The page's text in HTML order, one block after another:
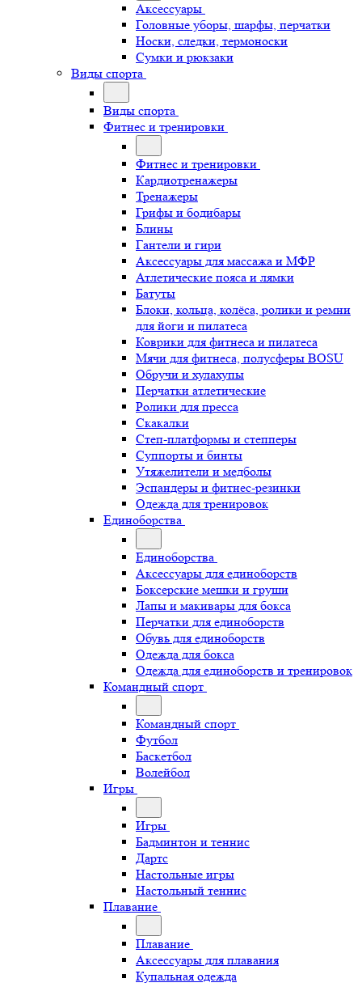
Аксессуары
Головные уборы, шарфы, перчатки
Носки, следки, термоноски
Сумки и рюкзаки
Виды спорта
Виды спорта
Фитнес и тренировки
Фитнес и тренировки
Кардиотренажеры
Тренажеры
Грифы и бодибары
Блины
Гантели и гири
Аксессуары для массажа и МФР
Атлетические пояса и лямки
Батуты
Блоки, кольца, колёса, ролики и ремни
для йоги и пилатеса
Коврики для фитнеса и пилатеса
Мячи для фитнеса, полусферы BOSU
Обручи и хулахупы
Перчатки атлетические
Ролики для пресса
Скакалки
Степ-платформы и степперы
Суппорты и бинты
Утяжелители и медболы
Эспандеры и фитнес-резинки
Одежда для тренировок
Единоборства
Единоборства
Аксессуары для единоборств
Боксерские мешки и груши
Лапы и макивары для бокса
Перчатки для единоборств
Обувь для единоборств
Одежда для бокса
Одежда для единоборств и тренировок
Командный спорт
Командный спорт
Футбол
Баскетбол
Волейбол
Игры
Игры
Бадминтон и теннис
Дартс
Настольные игры
Настольный теннис
Плавание
Плавание
Аксессуары для плавания
Купальная одежда